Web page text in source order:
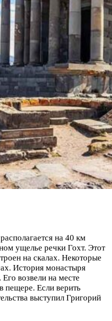
располагается на 40 км
ущелье речки Гохт. Этот
на скалах. Некоторые
История монастыря
Его возвели на месте
пещере. Если верить
выступил Григорий